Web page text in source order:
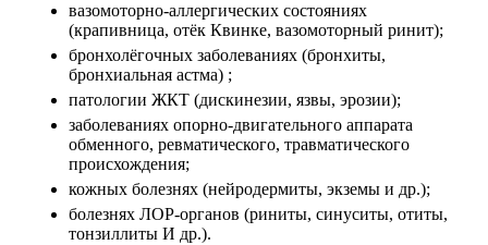
вазомоторно-аллергических состояниях
(крапивница, отёк Квинке, вазомоторный ринит);
бронхолёгочных заболеваниях (бронхиты,
бронхиальная астма) ;
патологии ЖКТ (дискинезии, язвы, эрозии);
заболеваниях опорно-двигательного аппарата
обменного, ревматического, травматического
происхождения;
кожных болезнях (нейродермиты, экземы и др.);
болезнях ЛОР-органов (риниты, синуситы, отиты,
тонзиллиты И др.).